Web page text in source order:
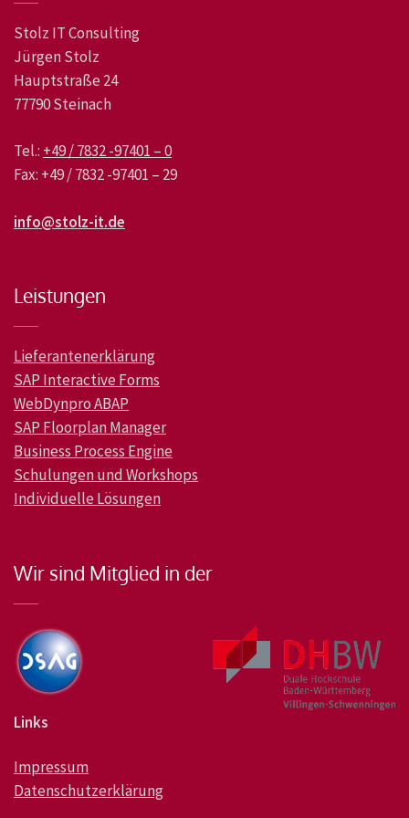
Stolz IT Consulting
Jürgen Stolz
Hauptstraße 24
77790 Steinach
Tel.: +49 / 7832 -97401 – 0
Fax: +49 / 7832 -97401 – 29
info@stolz-it.de
Leistungen
Lieferantenerklärung
SAP Interactive Forms
WebDynpro ABAP
SAP Floorplan Manager
Business Process Engine
Schulungen und Workshops
Individuelle Lösungen
Wir sind Mitglied in der
Links
Impressum
Datenschutzerklärung